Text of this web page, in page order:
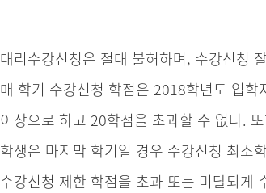
대리수강신청은 절대 불허하며, 수강신청
매 학기 수강신청 학점은 2018학년도 입
이상으로 하고 20학점을 초과할 수 없다.
학생은 마지막 학기일 경우 수강신청 최소
수강신청 제한 학점을 초과 또는 미달되게